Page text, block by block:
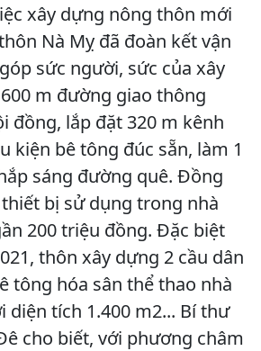
xây dựng nông thôn mới
Nà Mỵ đã đoàn kết vận
sức người, sức của xây
m đường giao thông
đồng, lắp đặt 320 m kênh
kiện bê tông đúc sẵn, làm 1
sáng đường quê. Đồng
bị sử dụng trong nhà
200 triệu đồng. Đặc biệt
thôn xây dựng 2 cầu dân
tông hóa sân thể thao nhà
diện tích 1.400 m2... Bí thư
cho biết, với phương châm